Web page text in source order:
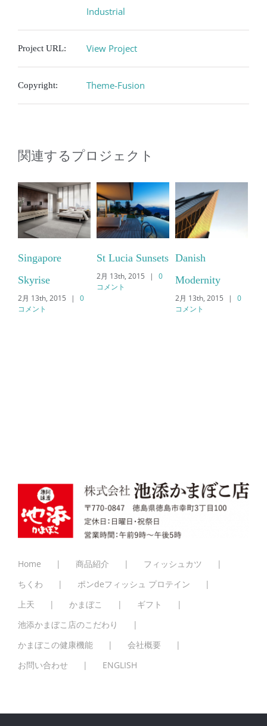
Industrial
Project URL: View Project
Copyright: Theme-Fusion
関連するプロジェクト
Singapore
Skyrise
2月 13th, 2015 |
0
コメント
St Lucia Sunsets
2月 13th, 2015 |
0
コメント
Danish
Modernity
2月 13th, 2015 |
0
コメント
Home 商品紹介
フィッシュカツ
ちくわ
ポンdeフィッシュ プロテイン
上天
かまぼこ
ギフト
池添かまぼこ店のこだわり
かまぼこの健康機能
会社概要
お問い合わせ
ENGLISH